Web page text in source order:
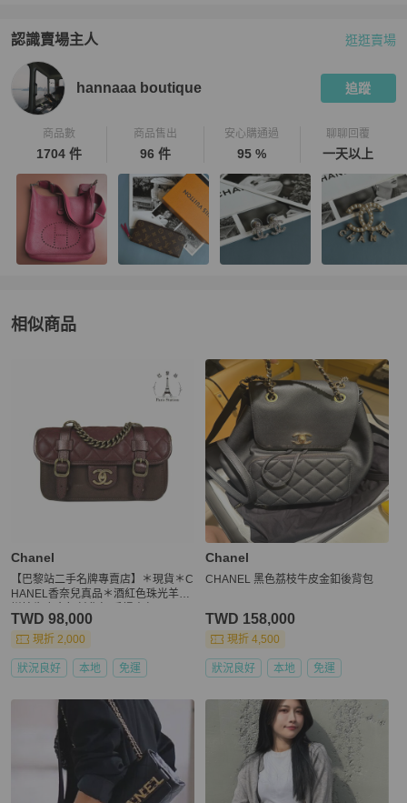
認識賣場主人
PopChill 拍拍圈嚴選賣家
逛逛賣場
hannaaa boutique 追蹤
商品數
1704 件
商品售出
96 件
安心購通過
95 %
聊聊回覆
一天以上
相似商品
Chanel
【巴黎站二手名牌專賣店】＊現貨＊C
HANEL香奈兒真品＊酒紅色珠光羊皮
TWD 98,000
現折 2,000
狀況良好 本地 免運
Chanel
CHANEL 黑色荔枝牛皮金釦後背包
TWD 158,000
現折 4,500
狀況良好 本地 免運